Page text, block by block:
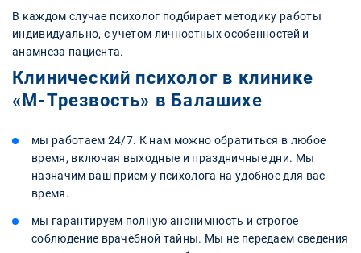
В каждом случае психолог подбирает методику работы
индивидуально, с учетом личностных особенностей и
анамнеза пациента.
Клинический психолог в клинике
«М-Трезвость» в Балашихе
мы работаем 24/7. К нам можно обратиться в любое
время, включая выходные и праздничные дни. Мы
назначим ваш прием у психолога на удобное для вас
время.
мы гарантируем полную анонимность и строгое
соблюдение врачебной тайны. Мы не передаем сведения